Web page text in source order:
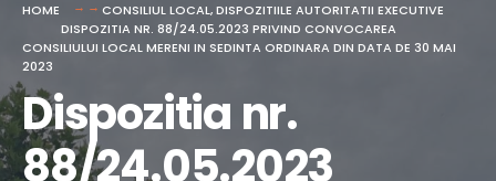
HOME CONSILIUL LOCAL,DISPOZITIILE AUTORITATII EXECUTIVE
DISPOZITIA NR. 88/24.05.2023 PRIVIND CONVOCAREA
CONSILIULUI LOCAL MERENI IN SEDINTA ORDINARA DIN DATA DE 30 MAI
2023
Dispozitia nr.
88/24.05.2023